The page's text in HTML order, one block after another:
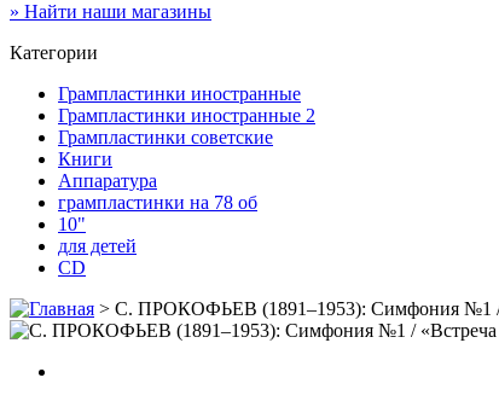
» Найти наши магазины
Категории
Грампластинки иностранные
Грампластинки иностранные 2
Грампластинки советские
Книги
Аппаратура
грампластинки на 78 об
10"
для детей
CD
> С. ПРОКОФЬЕВ (1891–1953): Симфония №1 /